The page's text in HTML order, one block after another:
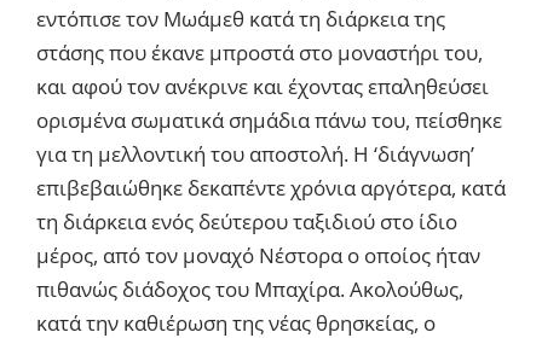
εντόπισε τον Μωάμεθ κατά τη διάρκεια της
στάσης που έκανε μπροστά στο μοναστήρι του,
και αφού τον ανέκρινε και έχοντας επαληθεύσει
ορισμένα σωματικά σημάδια πάνω του, πείσθηκε
για τη μελλοντική του αποστολή. Η ‘διάγνωση’
επιβεβαιώθηκε δεκαπέντε χρόνια αργότερα, κατά
τη διάρκεια ενός δεύτερου ταξιδιού στο ίδιο
μέρος, από τον μοναχό Νέστορα ο οποίος ήταν
πιθανώς διάδοχος του Μπαχίρα. Ακολούθως,
κατά την καθιέρωση της νέας θρησκείας, ο